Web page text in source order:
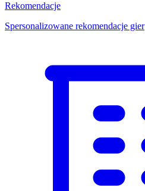
Rekomendacje
Spersonalizowane rekomendacje gier